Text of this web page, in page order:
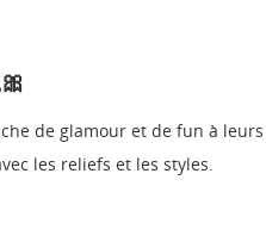
de glamour et de fun à
les reliefs et les styles.